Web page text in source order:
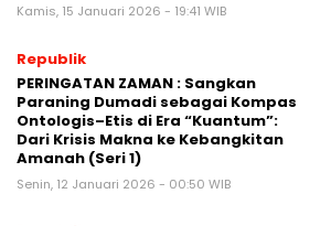
Kamis, 15 Januari 2026 - 19:41 WIB
Republik
PERINGATAN ZAMAN : Sangkan
Paraning Dumadi sebagai Kompas
Ontologis–Etis di Era “Kuantum”:
Dari Krisis Makna ke Kebangkitan
Amanah (Seri 1)
Senin, 12 Januari 2026 - 00:50 WIB